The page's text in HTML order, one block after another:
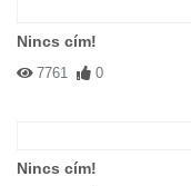
Nincs cím!
7761 0
Nincs cím!